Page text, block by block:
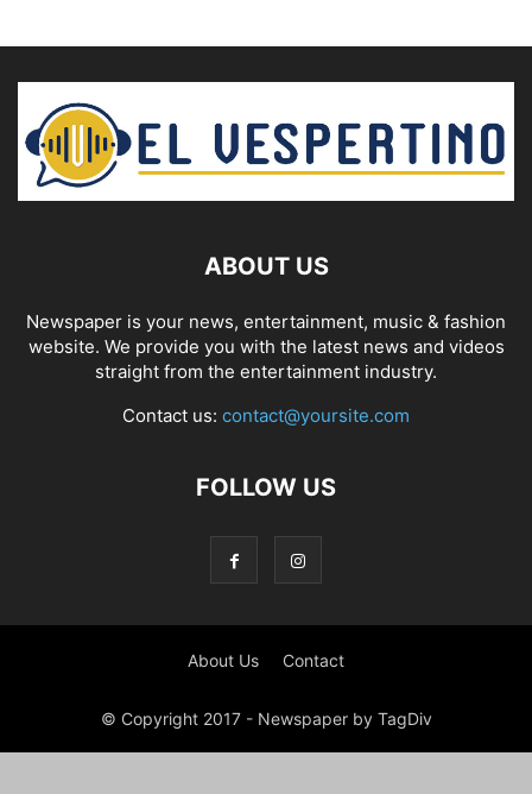
ABOUT US
Newspaper is your news, entertainment, music & fashion
website. We provide you with the latest news and videos
straight from the entertainment industry.
Contact us: contact@yoursite.com
FOLLOW US
About Us Contact
© Copyright 2017 - Newspaper by TagDiv